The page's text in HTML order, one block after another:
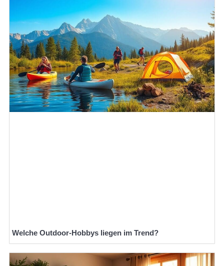
Welche Outdoor-Hobbys liegen im Trend?